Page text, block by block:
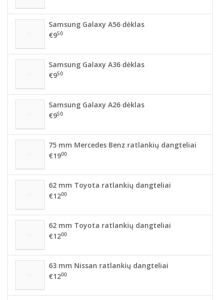
Samsung Galaxy A56 dėklas
€950
Samsung Galaxy A36 dėklas
€950
Samsung Galaxy A26 dėklas
€950
75 mm Mercedes Benz ratlankių dangteliai
€1900
62 mm Toyota ratlankių dangteliai
€1200
62 mm Toyota ratlankių dangteliai
€1200
63 mm Nissan ratlankių dangteliai
€1200